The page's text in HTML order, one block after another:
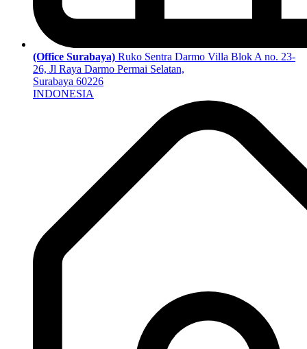
(Office Surabaya) Ruko Sentra Darmo Villa Blok A no. 23-
26, Jl Raya Darmo Permai Selatan,
Surabaya 60226
INDONESIA